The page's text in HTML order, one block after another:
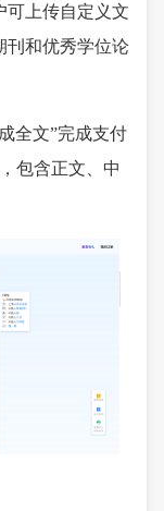
可上传自定义文
刊和优秀学位论
全文”完成支付
包含正文、中